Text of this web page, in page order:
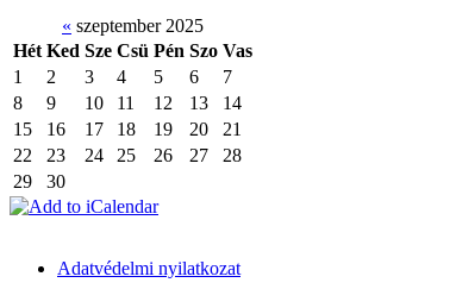
« szeptember 2025
Hét Ked Sze Csü Pén Szo Vas
1
2 3 4 5 6
7
8
9 10 11 12 13
14
15
16 17 18 19 20
21
22
23 24 25 26 27
28
29
30
Adatvédelmi nyilatkozat